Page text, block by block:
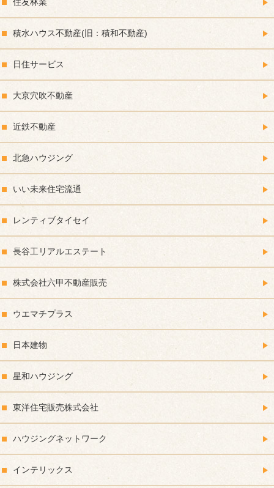
住友林業
積水ハウス不動産(旧：積和不動産)
日住サービス
大京穴吹不動産
近鉄不動産
北急ハウジング
いい未来住宅流通
レンティブタイセイ
長谷工リアルエステート
株式会社六甲不動産販売
ウエマチプラス
日本建物
星和ハウジング
東洋住宅販売株式会社
ハウジングネットワーク
インテリックス